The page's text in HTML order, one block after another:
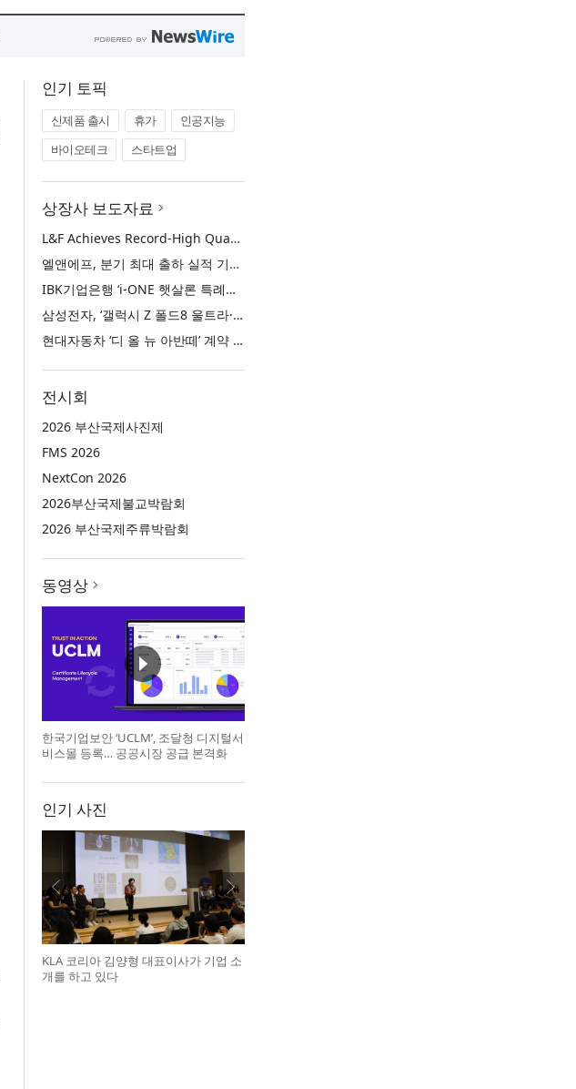
인기 토픽
신제품 출시 휴가
인공지능
바이오테크
스타트업
상장사 보도자료
L&F Achieves Record-High Quarterly Shipments, Begins LFP Supply for North American ESS in Q3 Advancing its Two-Track NCM and LFP Growth Strategy
엘앤에프, 분기 최대 출하 실적 기록… 3분기 북미 ESS향 LFP 공급 착수 NCM+LFP ‘2-Track’ 성장 전략 실현
IBK기업은행 ‘i-ONE 햇살론 특례보증’ 출시
삼성전자, ‘갤럭시 Z 폴드8 울트라·폴드8·플립8’과 ‘갤럭시 워치 울트라2·워치9’ 국내 공식 출시
현대자동차 ‘디 올 뉴 아반떼’ 계약 첫날 1만 대 돌파
전시회
2026 부산국제사진제
FMS 2026
NextCon 2026
2026부산국제불교박람회
2026 부산국제주류박람회
동영상
한국기업보안 ‘UCLM’, 조달청 디지털서
비스몰 등록… 공공시장 공급 본격화
인기 사진
KLA 코리아 김양형 대표이사가 기업 소
개를 하고 있다